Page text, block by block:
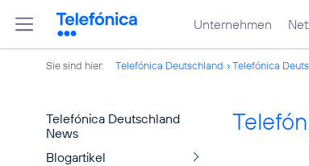
Unternehmen
Sie sind hier: Telefónica Deutschland Telefónica
Telefónica Deutschland
News
Blogartikel